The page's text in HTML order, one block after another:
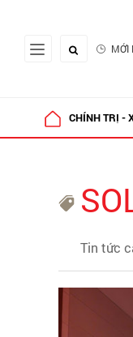
MỚI
CHÍNH TRỊ -
Tin tức